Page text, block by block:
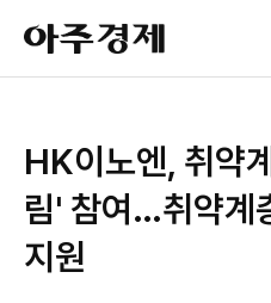
아
주
경
HK이노엔, 취약
림' 참여…취약계
지원